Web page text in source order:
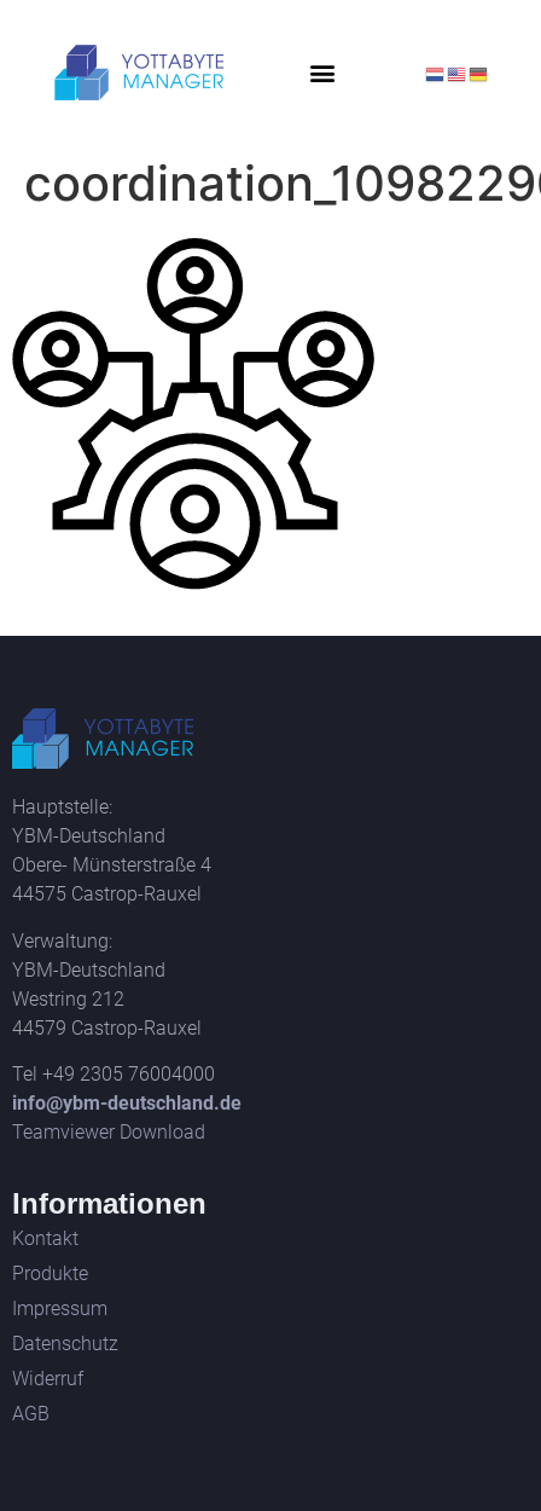
Hauptstelle:
YBM-Deutschland
Obere- Münsterstraße 4
44575 Castrop-Rauxel
Verwaltung:
YBM-Deutschland
Westring 212
44579 Castrop-Rauxel
Tel +49 2305 76004000
info@ybm-deutschland.de
Teamviewer Download
Informationen
Kontakt
Produkte
Impressum
Datenschutz
Widerruf
AGB